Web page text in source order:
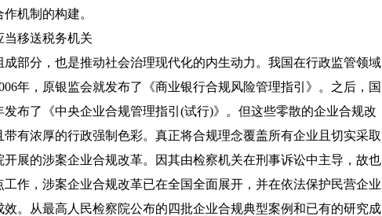
机制的构建。
移送税务机关
分，也是推动社会治理现代化的内生动力。我国在行政监管领域
年，原银监会就发布了《商业银行合规风险管理指引》。之后，国
布了《中央企业合规管理指引(试行)》。但这些零散的企业合规改
有浓厚的行政强制色彩。真正将合规理念覆盖所有企业且切实采取
展的涉案企业合规改革。因其由检察机关在刑事诉讼中主导，故也
作，涉案企业合规改革已在全国全面展开，并在依法保护民营企业
。从最高人民检察院公布的四批企业合规典型案例和已有的研究成